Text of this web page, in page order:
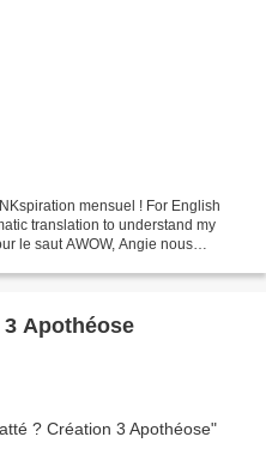
mensuel ! For English
translation to understand my
le saut AWOW, Angie nous
Apothéose